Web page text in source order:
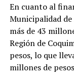
En cuanto al
Municipalidad
más de 43
Región de
pesos, lo que
millones de